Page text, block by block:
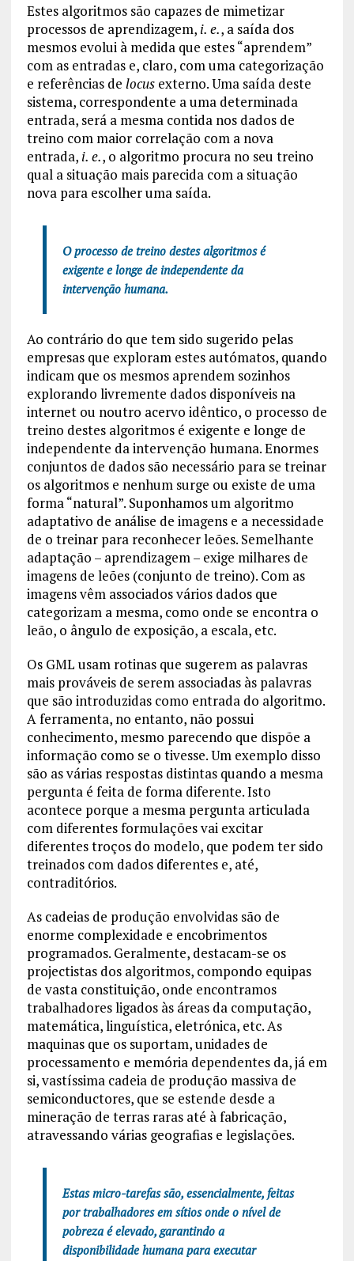
Estes algoritmos são capazes de mimetizar
processos de aprendizagem, i. e., a saída dos
mesmos evolui à medida que estes “aprendem”
com as entradas e, claro, com uma categorização
e referências de locusexterno. Uma saída deste
sistema, correspondente a uma determinada
entrada, será a mesma contida nos dados de
treino com maior correlação com a nova
entrada, i. e., o algoritmo procura no seu treino
qual a situação mais parecida com a situação
nova para escolher uma saída.
O processo de treino destes algoritmos é
exigente e longe de independente da
intervenção humana.
Ao contrário do que tem sido sugerido pelas
empresas que exploram estes autómatos, quando
indicam que os mesmos aprendem sozinhos
explorando livremente dados disponíveis na
internet ou noutro acervo idêntico, o processo de
treino destes algoritmos é exigente e longe de
independente da intervenção humana. Enormes
conjuntos de dados são necessário para se treinar
os algoritmos e nenhum surge ou existe de uma
forma “natural”. Suponhamos um algoritmo
adaptativo de análise de imagens e a necessidade
de o treinar para reconhecer leões. Semelhante
adaptação – aprendizagem – exige milhares de
imagens de leões (conjunto de treino). Com as
imagens vêm associados vários dados que
categorizam a mesma, como onde se encontra o
leão, o ângulo de exposição, a escala, etc.
Os GML usam rotinas que sugerem as palavras
mais prováveis de serem associadas às palavras
que são introduzidas como entrada do algoritmo.
A ferramenta, no entanto, não possui
conhecimento, mesmo parecendo que dispõe a
informação como se o tivesse. Um exemplo disso
são as várias respostas distintas quando a mesma
pergunta é feita de forma diferente. Isto
acontece porque a mesma pergunta articulada
com diferentes formulações vai excitar
diferentes troços do modelo, que podem ter sido
treinados com dados diferentes e, até,
contraditórios.
As cadeias de produção envolvidas são de
enorme complexidade e encobrimentos
programados. Geralmente, destacam-se os
projectistas dos algoritmos, compondo equipas
de vasta constituição, onde encontramos
trabalhadores ligados às áreas da computação,
matemática, linguística, eletrónica, etc. As
maquinas que os suportam, unidades de
processamento e memória dependentes da, já em
si, vastíssima cadeia de produção massiva de
semiconductores, que se estende desde a
mineração de terras raras até à fabricação,
atravessando várias geografias e legislações.
Estas micro-tarefas são, essencialmente, feitas
por trabalhadores em sítios onde o nível de
pobreza é elevado, garantindo a
disponibilidade humana para executar